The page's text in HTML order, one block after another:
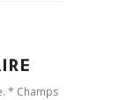
* Champs